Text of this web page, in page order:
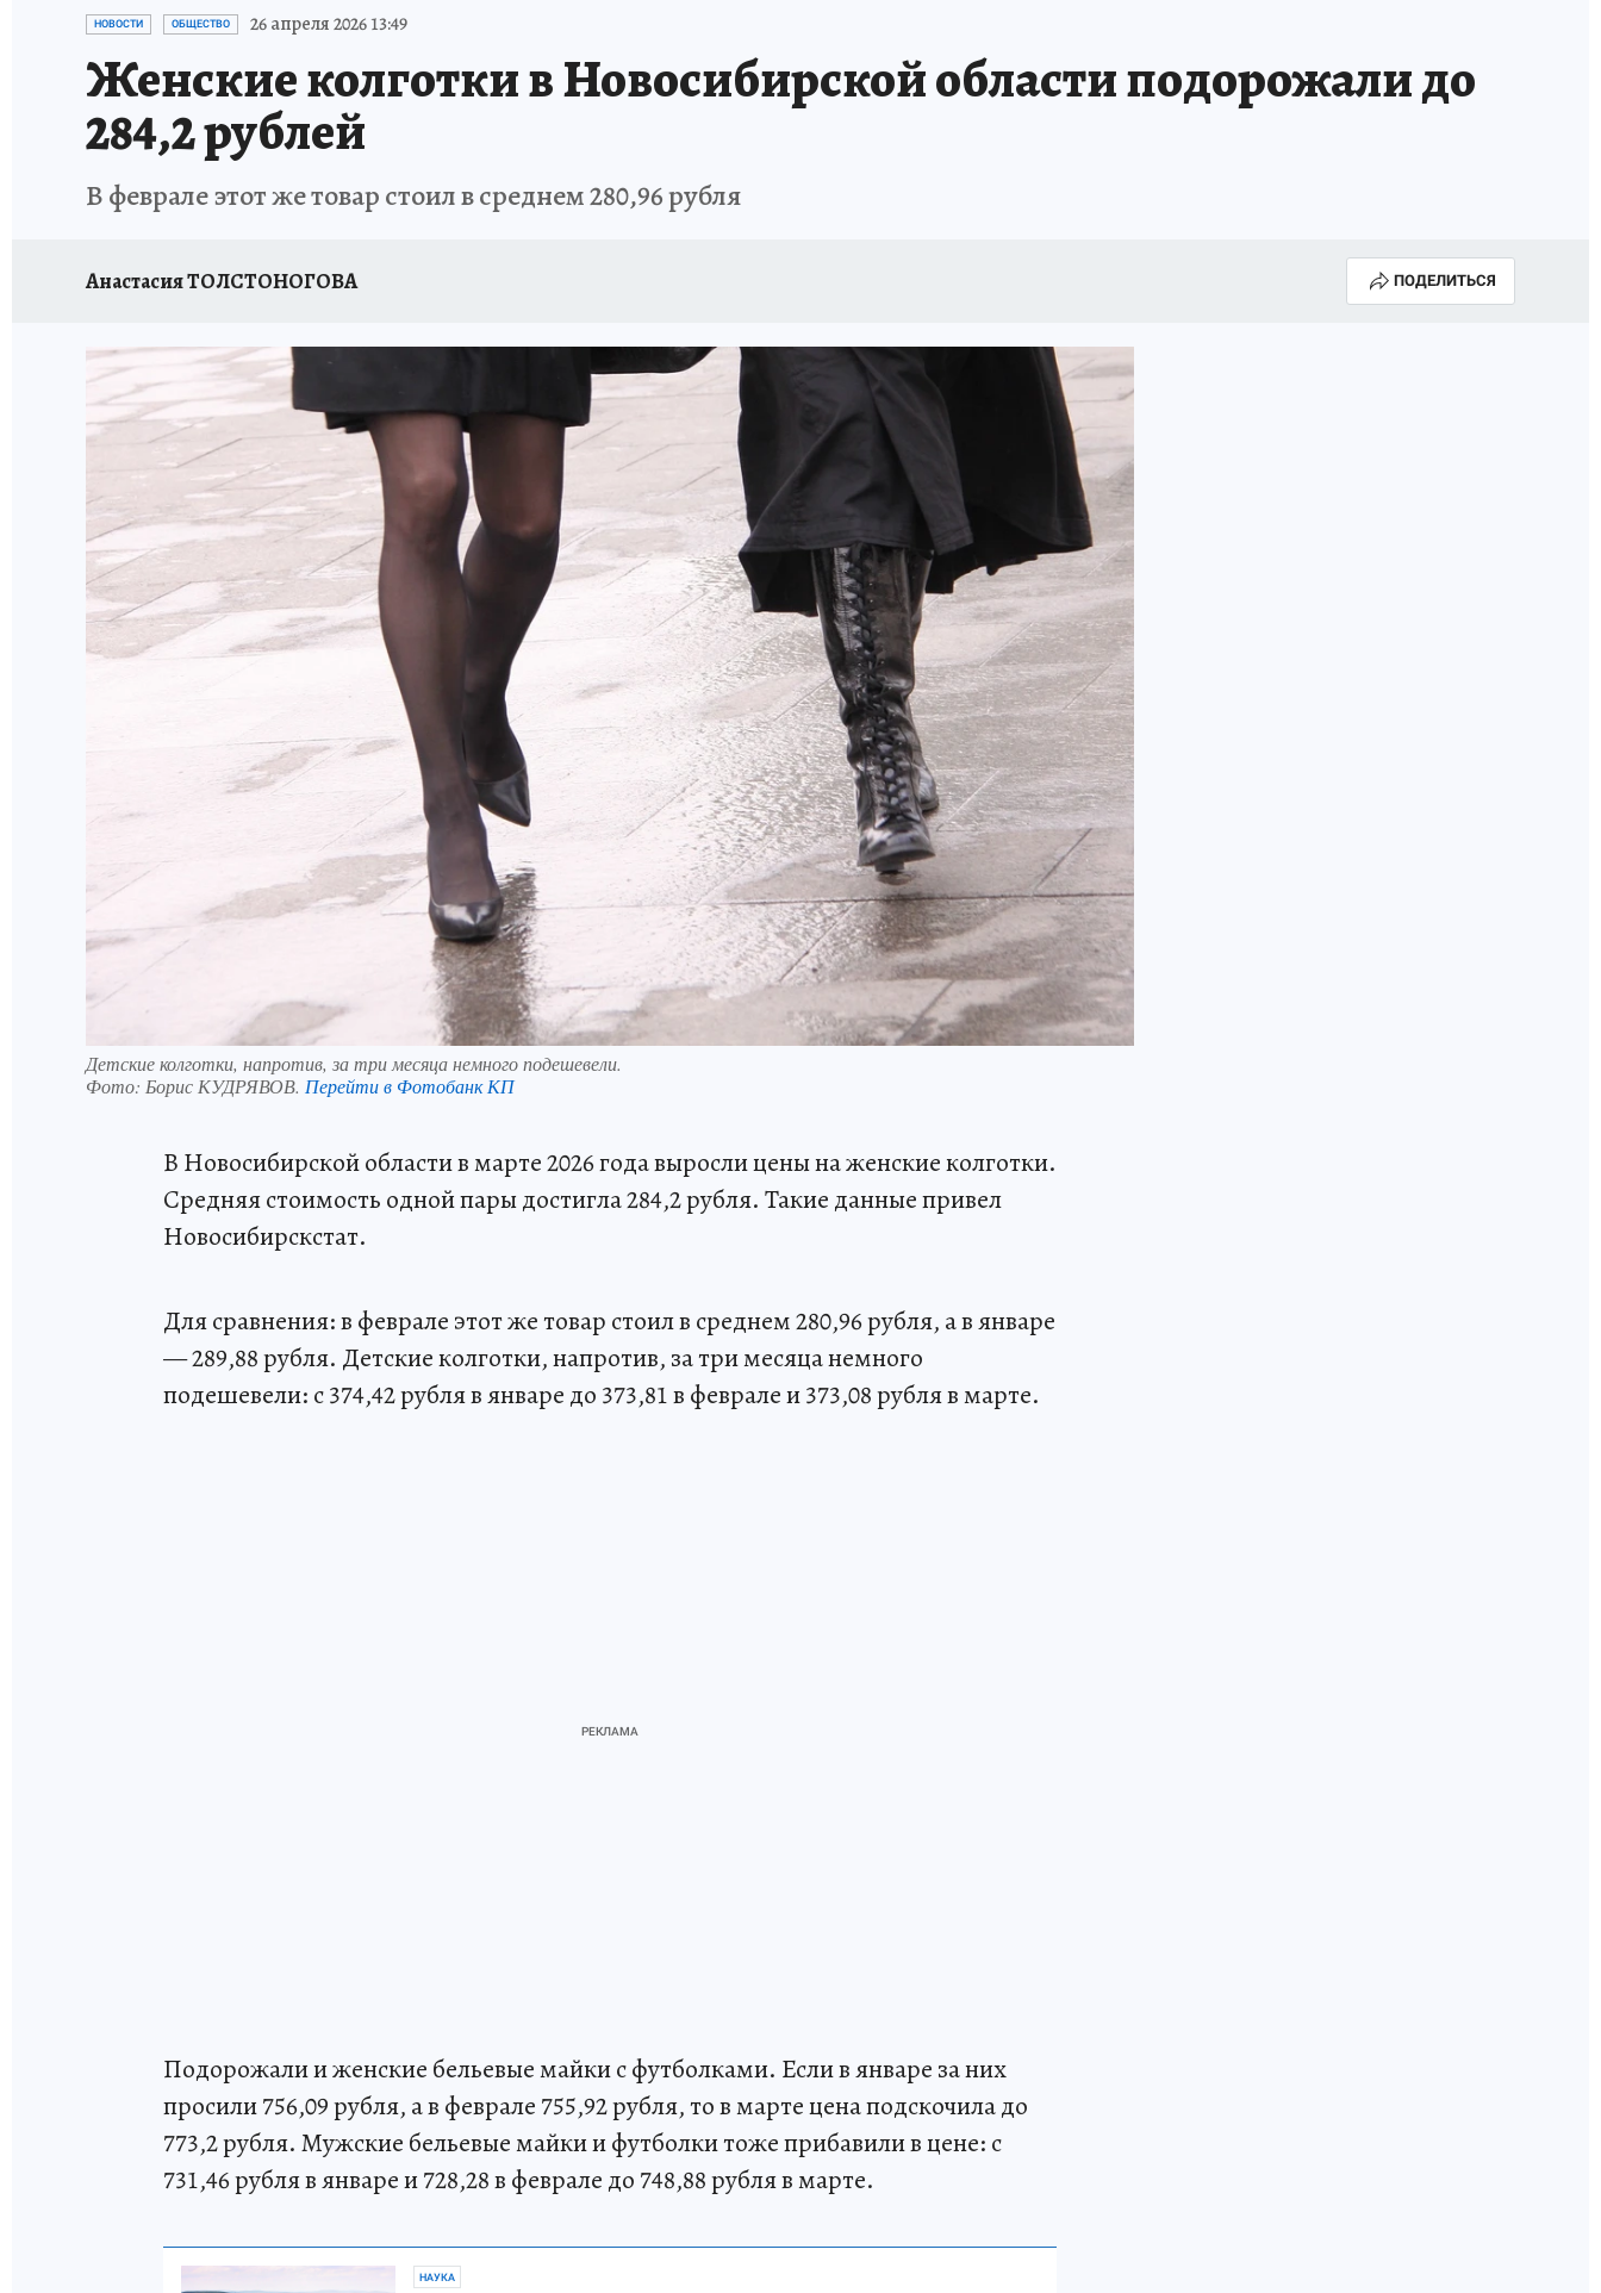
ОТДЫХ В РОССИИ ЗАПОВЕДНАЯ РОССИЯ
НОВОСТИ ОБЩЕСТВО 26 апреля 2026 13:49
Женские колготки в Новосибирской области подорожали до
284,2 рублей
В феврале этот же товар стоил в среднем 280,96 рубля
Анастасия ТОЛСТОНОГОВА ПОДЕЛИТЬСЯ
Детские колготки, напротив, за три месяца немного подешевели.
Фото: Борис КУДРЯВОВ. Перейти в Фотобанк КП
В Новосибирской области в марте 2026 года выросли цены на женские колготки.
Средняя стоимость одной пары достигла 284,2 рубля. Такие данные привел
Новосибирскстат.
Для сравнения: в феврале этот же товар стоил в среднем 280,96 рубля, а в январе
— 289,88 рубля. Детские колготки, напротив, за три месяца немного
подешевели: с 374,42 рубля в январе до 373,81 в феврале и 373,08 рубля в марте.
Подорожали и женские бельевые майки с футболками. Если в январе за них
просили 756,09 рубля, а в феврале 755,92 рубля, то в марте цена подскочила до
773,2 рубля. Мужские бельевые майки и футболки тоже прибавили в цене: с
731,46 рубля в январе и 728,28 в феврале до 748,88 рубля в марте.
НАУКА